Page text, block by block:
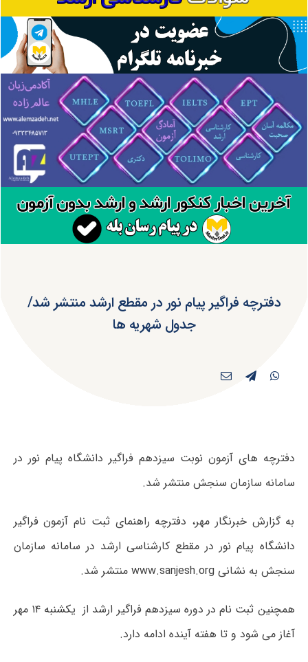
دفترچه فراگیر پیام نور در مقطع ارشد منتشر شد/
جدول شهریه ها
دفترچه های آزمون نوبت سیزدهم فراگیر دانشگاه پیام نور در
سامانه سازمان سنجش منتشر شد.
به گزارش خبرنگار مهر، دفترچه راهنمای ثبت نام آزمون فراگیر
دانشگاه پیام نور در مقطع کارشناسی ارشد در سامانه سازمان
سنجش به نشانی www.sanjesh.org منتشر شد.
همچنین ثبت نام در دوره سیزدهم فراگیر ارشد از یکشنبه ۱۴ مهر
آغاز می شود و تا هفته آینده ادامه دارد.